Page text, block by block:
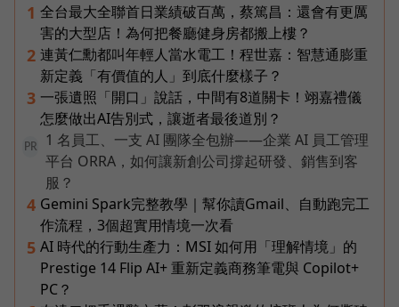
1 全台最大全聯首日業績破百萬，蔡篤昌：還會有更厲
害的大型店！為何把餐廳健身房都搬上樓？
2 連黃仁勳都叫年輕人當水電工！程世嘉：智慧通膨重
新定義「有價值的人」到底什麼樣子？
3 一張遺照「開口」說話，中間有8道關卡！翊嘉禮儀
怎麼做出AI告別式，讓逝者最後道別？
PR
1 名員工、一支 AI 團隊全包辦——企業 AI 員工管理
平台 ORRA，如何讓新創公司撐起研發、銷售到客
服？
4 Gemini Spark完整教學｜幫你讀Gmail、自動跑完工
作流程，3個超實用情境一次看
5 AI 時代的行動生產力：MSI 如何用「理解情境」的
Prestige 14 Flip AI+ 重新定義商務筆電與 Copilot+
PC？